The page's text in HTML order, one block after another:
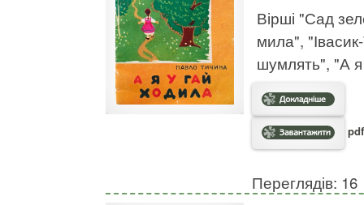
Вірші "Сад
мила",
шумлять", "А
Переглядів: 16